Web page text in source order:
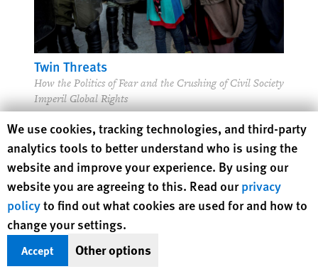
Twin Threats
How the Politics of Fear and the Crushing of Civil Society
Imperil Global Rights
Kenneth Roth
Former Executive Director
Essays
Human Rights Watch cookie preferences
We use cookies, tracking technologies, and third-party
analytics tools to better understand who is using the
website and improve your experience. By using our
website you are agreeing to this. Read ourprivacy
policyto find out what cookies are used for and how to
change your settings.
Accept Other options